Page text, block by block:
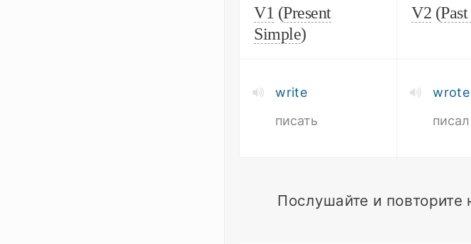
V1 (Present
Simple)
V2 (
write
писать
wrote
писал
Послушайте и повторите